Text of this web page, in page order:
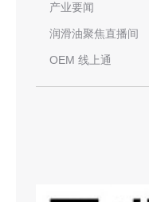
产业要闻
润滑油聚焦直播间
OEM 线上通